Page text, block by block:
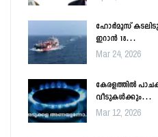
ഹോർമൂസ്
ഇറാൻ 18…
Mar 24, 2026
കേരളത്തിൽ
വീടുകൾക്കും…
Mar 12, 2026